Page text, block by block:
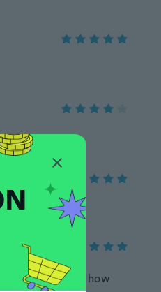
one to see how